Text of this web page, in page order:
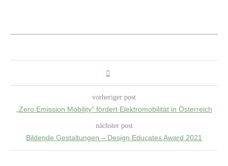
vorheriger post
„Zero Emission Mobility“ fördert Elektromobilität in Österreich
nächster post
Bildende Gestaltungen – Design Educates Award 2021